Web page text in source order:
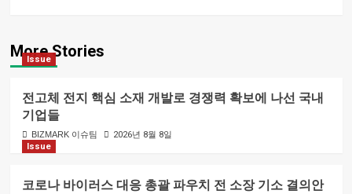
More Stories
Issue
전고체 전지 핵심 소재 개발로 경쟁력 확보에 나선 국내
기업들
BIZMARK 이슈팀
2026년 8월 8일
Issue
코로나 바이러스 대응 총괄 파우치 전 소장 기소 결의안